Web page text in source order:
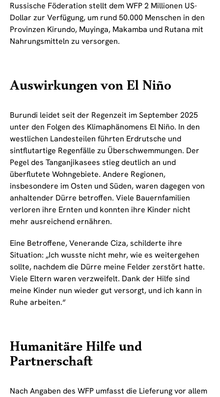
Russische Föderation stellt dem WFP 2 Millionen US-
Dollar zur Verfügung, um rund 50.000 Menschen in den
Provinzen Kirundo, Muyinga, Makamba und Rutana mit
Nahrungsmitteln zu versorgen.
Auswirkungen von El Niño
Burundi leidet seit der Regenzeit im September 2025
unter den Folgen des Klimaphänomens El Niño. In den
westlichen Landesteilen führten Erdrutsche und
sintflutartige Regenfälle zu Überschwemmungen. Der
Pegel des Tanganjikasees stieg deutlich an und
überflutete Wohngebiete. Andere Regionen,
insbesondere im Osten und Süden, waren dagegen von
anhaltender Dürre betroffen. Viele Bauernfamilien
verloren ihre Ernten und konnten ihre Kinder nicht
mehr ausreichend ernähren.
Eine Betroffene, Venerande Ciza, schilderte ihre
Situation: „Ich wusste nicht mehr, wie es weitergehen
sollte, nachdem die Dürre meine Felder zerstört hatte.
Viele Eltern waren verzweifelt. Dank der Hilfe sind
meine Kinder nun wieder gut versorgt, und ich kann in
Ruhe arbeiten.“
Humanitäre Hilfe und
Partnerschaft
Nach Angaben des WFP umfasst die Lieferung vor allem